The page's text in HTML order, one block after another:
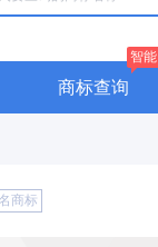
商标查询
智能
商标